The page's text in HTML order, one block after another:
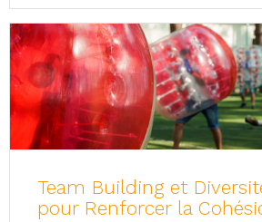
Team Building et
pour Renforcer la